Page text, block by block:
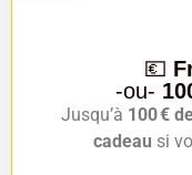
💶
-ou-
Jusqu’à 100 €
cadeau si